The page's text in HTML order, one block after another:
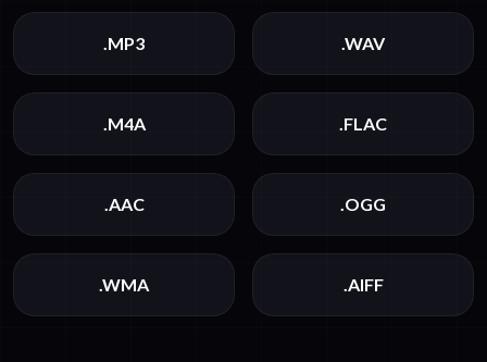
.MP3 .WAV
.M4A .FLAC
.AAC .OGG
.WMA .AIFF